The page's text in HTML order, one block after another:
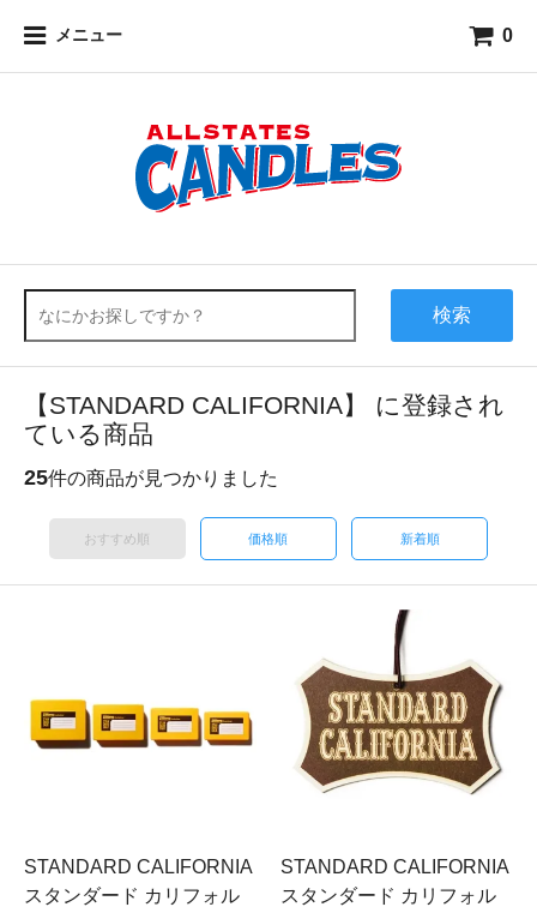
メニュー 0
検索
【STANDARD CALIFORNIA】 に登録され
ている商品
25件の商品が見つかりました
おすすめ順 価格順 新着順
STANDARD CALIFORNIA
スタンダード カリフォル
STANDARD CALIFORNIA
スタンダード カリフォル